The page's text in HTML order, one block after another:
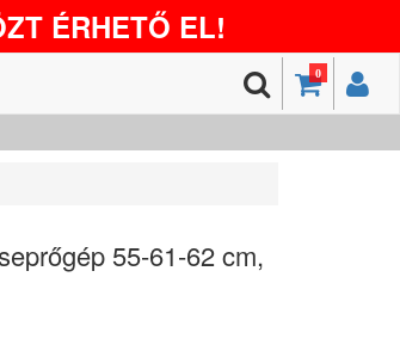
ÉRHETŐ EL!
0
55-61-62 cm,